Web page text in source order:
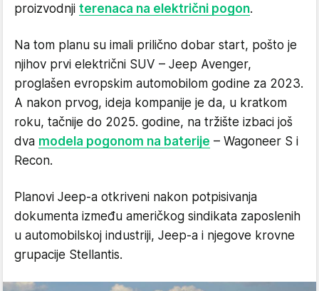
proizvodnji terenaca na električni pogon.
Na tom planu su imali prilično dobar start, pošto je
njihov prvi električni SUV – Jeep Avenger,
proglašen evropskim automobilom godine za 2023.
A nakon prvog, ideja kompanije je da, u kratkom
roku, tačnije do 2025. godine, na tržište izbaci još
dva modela pogonom na baterije – Wagoneer S i
Recon.
Planovi Jeep-a otkriveni nakon potpisivanja
dokumenta između američkog sindikata zaposlenih
u automobilskoj industriji, Jeep-a i njegove krovne
grupacije Stellantis.